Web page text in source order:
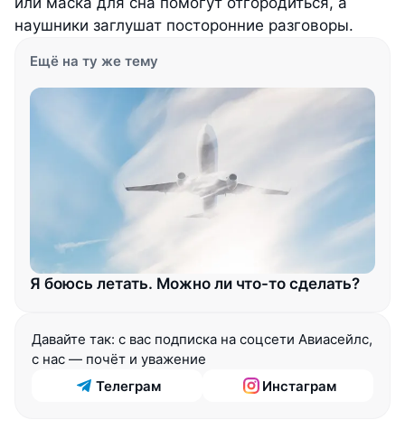
наушники заглушат посторонние разговоры.
Ещё на ту же тему
Я боюсь летать. Можно ли что-то сделать?
Давайте так: с вас подписка на соцсети Авиасейлс,
с нас — почёт и уважение
Телеграм
Инстаграм